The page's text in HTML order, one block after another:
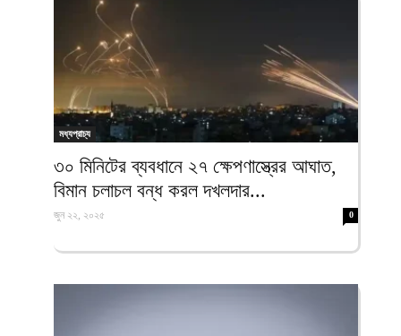
মধ্যপ্রাচ্য
৩০ মিনিটের ব্যবধানে ২৭ ক্ষেপণাস্ত্রের আঘাত,
বিমান চলাচল বন্ধ করল দখলদার...
জুন ২২, ২০২৫ 0